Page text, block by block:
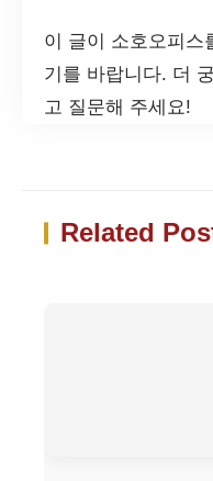
이 글이 소호오피스
기를 바랍니다. 더
고 질문해 주세요!
Related